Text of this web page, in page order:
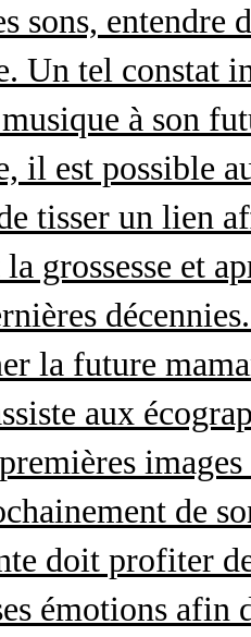
sons, entendre
Un tel constat
à son
il est possible
tisser un lien
grossesse et
la future
aux
de
doit profiter
émotions